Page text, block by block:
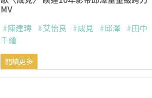
MV
#陳建瑋 #艾怡良 #成見 #邱澤 #田中
千繪
閱讀更多